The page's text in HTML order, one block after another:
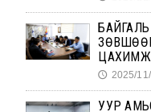
🕔 2025/
УУР